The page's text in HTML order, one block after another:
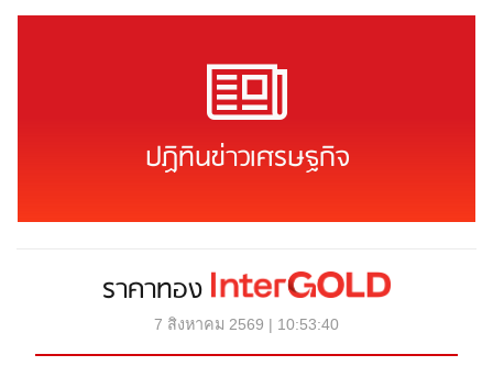
ปฏิทินข่าวเศรษฐกิจ
ราคาทอง
7 สิงหาคม 2569 | 10:53:40